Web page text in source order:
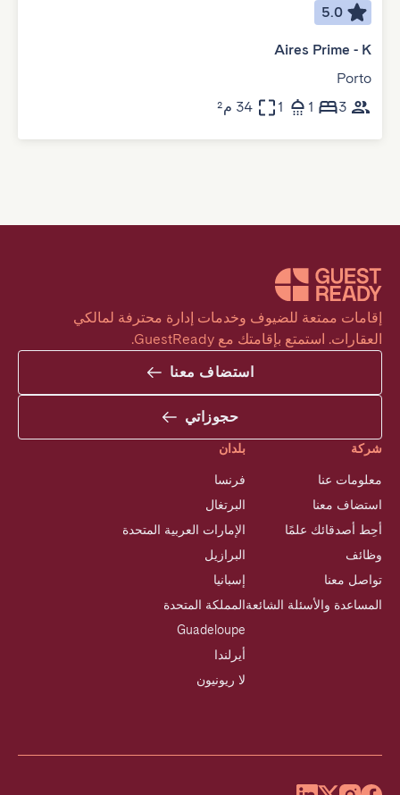
5.0
Aires Prime - K
Porto
3
1
1 34 م²
العقارات. استمتع بإقامتك مع GuestReady.
استضاف معنا
حجوزاتي
شركة
معلومات عنا
استضاف معنا
أحِط أصدقائك علمًا
وظائف
تواصل معنا
المساعدة والأسئلة الشائعة
بلدان
فرنسا
البرتغال
الإمارات العربية المتحدة
البرازيل
إسبانيا
المملكة المتحدة
Guadeloupe
أيرلندا
لا ريونيون